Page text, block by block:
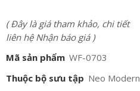
( Đây là giá tham khảo, chi tiết
liên hệ Nhận báo giá )
Mã sản phẩm WF-0703
Thuộc bộ sưu tập Neo Modern